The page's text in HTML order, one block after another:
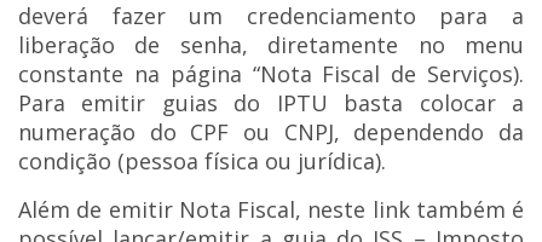
deverá fazer um credenciamento para a
liberação de senha, diretamente no menu
constante na página “Nota Fiscal de Serviços).
Para emitir guias do IPTU basta colocar a
numeração do CPF ou CNPJ, dependendo da
condição (pessoa física ou jurídica).
Além de emitir Nota Fiscal, neste link também é